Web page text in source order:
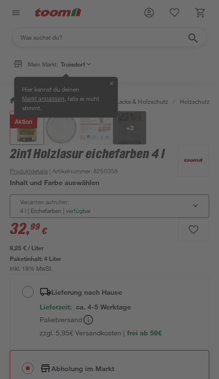
Mein Markt: Troisdorf
Hier kannst du deinen
Markt anpassen , falls er nicht
stimmt.
✕
/ Bauen & Renovieren / Farben, Lacke & Holzschutz / Holzschutz &
Aktion
+3
2in1 Holzlasur eichefarben 4 l
Produktdetails | Artikelnummer: 8250358
Inhalt und Farbe auswählen
Varianten aufrufen:
4 l | Eichefarben | verfügbar
32,99 €
8,25 € / Liter
Paketinhalt:4 Liter
inkl. 19% MwSt.
Lieferung nach Hause
Lieferzeit: ca. 4-5 Werktage
Paketversand
zzgl. 5,95€ Versandkosten | frei ab 59€
Abholung im Markt